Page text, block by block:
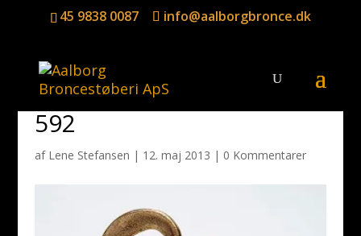
45 9838 0087 info@aalborgbronce.dk
592
af Lene Stefansen | 12. maj 2013 | 0 Kommentarer